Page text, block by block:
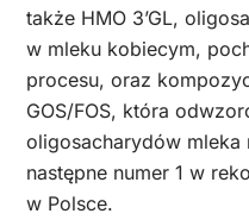
także HMO 3’GL,
w mleku kobiecym,
procesu, oraz
GOS/FOS, która
oligosacharydów mleka
następne numer 1 w
w Polsce.